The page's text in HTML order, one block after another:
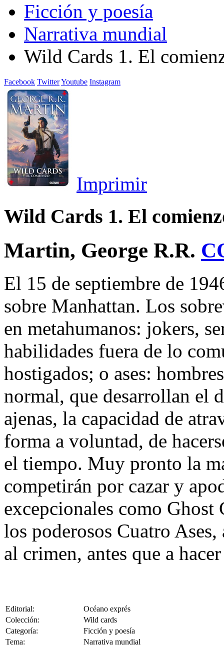
Ficción y poesía
Narrativa mundial
Wild Cards 1. El
Facebook TwitterYoutube Instagram
Imprimir
Wild Cards 1. El
Martin, George R.R.
El 15 de septiembre de
sobre Manhattan. Los
en metahumanos: jokers,
habilidades fuera de lo
hostigados; o ases:
normal, que desarrollan el
ajenas, la capacidad de
forma a voluntad, de
el tiempo. Muy pronto la
competirán por cazar y
excepcionales como
los poderosos Cuatro
al crimen, antes que a
Editorial:
Océano exprés
Colección:
Wild cards
Categoría:
Ficción y poesía
Tema:
Narrativa mundial